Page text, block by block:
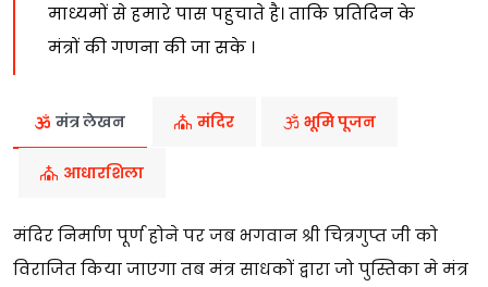
माध्यमों से हमारे पास पहुचाते है। ताकि प्रतिदिन के
मंत्रों की गणना की जा सके ।
मंत्र लेखन मंदिर भूमि पूजन
आधारशिला
मंदिर निर्माण पूर्ण होने पर जब भगवान श्री चित्रगुप्त जी को
विराजित किया जाएगा तब मंत्र साधकों द्वारा जो पुस्तिका मे मंत्र